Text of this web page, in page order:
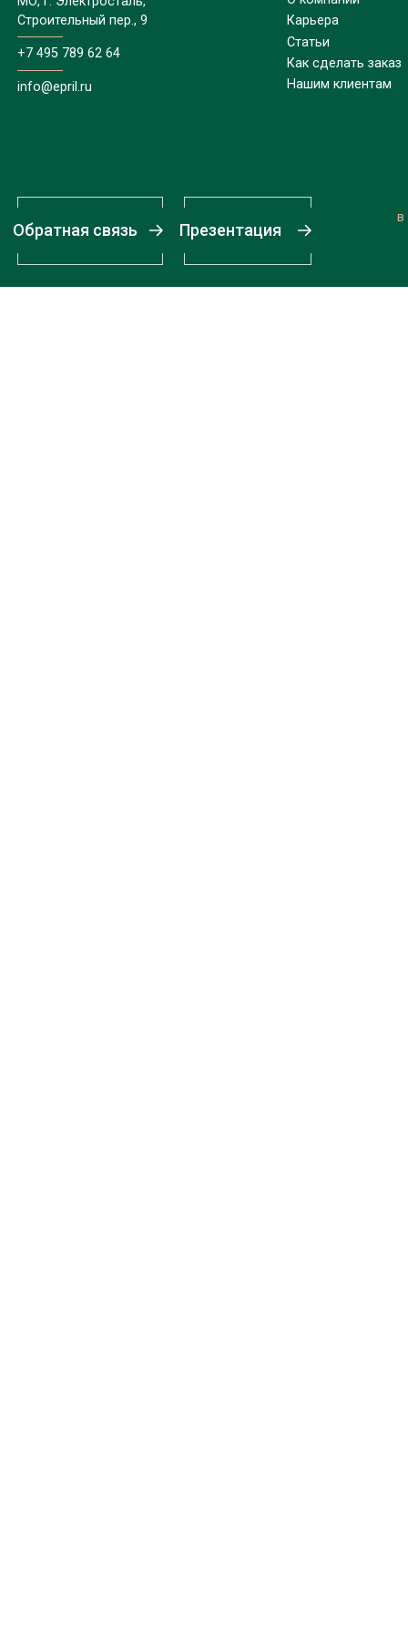
Строительный пер., 9
+7 495 789 62 64
info@epril.ru
Карьера
Статьи
Как сделать заказ
Нашим клиентам
Обратная связь Презентация
в